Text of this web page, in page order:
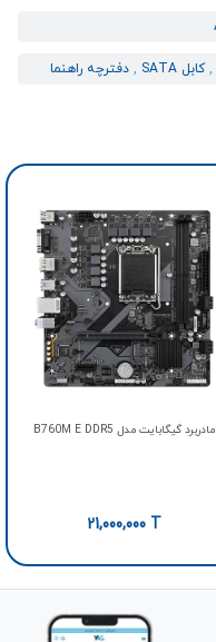
,کابل SATA ,دفترچه راهنما
مادربرد گیگابایت مدل B760M E DDR5
21,000,000 T